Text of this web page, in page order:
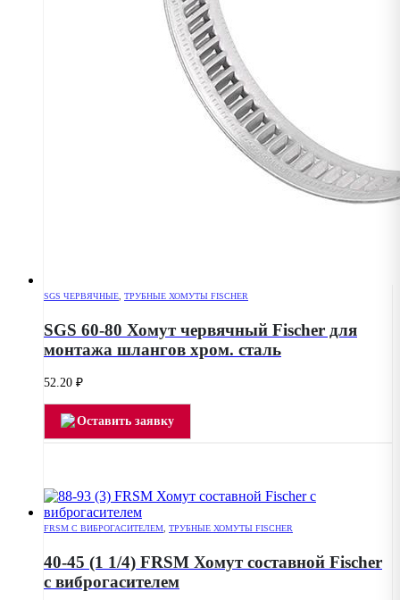
SGS ЧЕРВЯЧНЫЕ, ТРУБНЫЕ ХОМУТЫ FISCHER
SGS 60-80 Хомут червячный Fischer для
монтажа шлангов хром. сталь
52.20 ₽
Оставить заявку
FRSM С ВИБРОГАСИТЕЛЕМ ТРУБНЫЕ ХОМУТЫ FISCHER
40-45 (1 1/4) FRSM Хомут составной Fischer
с виброгасителем